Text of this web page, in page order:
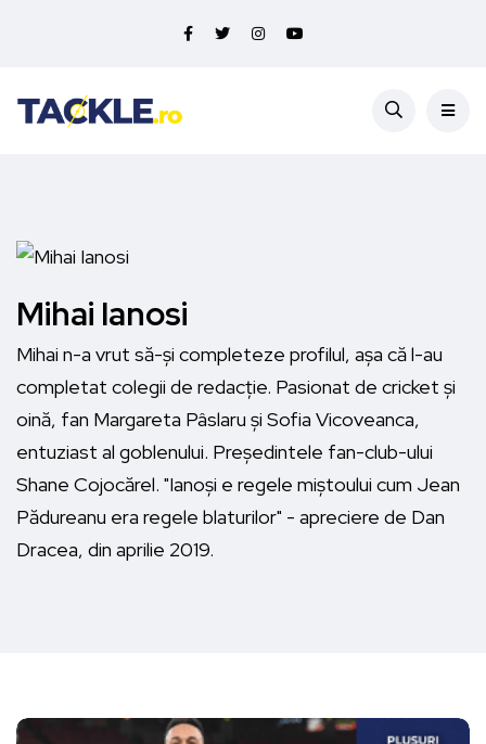
Mihai Ianosi
Mihai n-a vrut să-și completeze profilul, așa că l-au
completat colegii de redacție. Pasionat de cricket și
oină, fan Margareta Pâslaru și Sofia Vicoveanca,
entuziast al goblenului. Președintele fan-club-ului
Shane Cojocărel. "Ianoși e regele miștoului cum Jean
Pădureanu era regele blaturilor" - apreciere de Dan
Dracea, din aprilie 2019.